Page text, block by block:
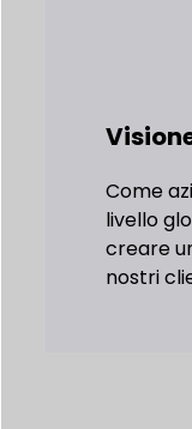
Come
livello
creare
nostri